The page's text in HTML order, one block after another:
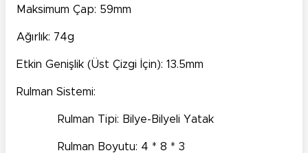
Maksimum Çap: 59mm
Ağırlık: 74g
Etkin Genişlik (Üst Çizgi İçin): 13.5mm
Rulman Sistemi:
Rulman Tipi: Bilye-Bilyeli Yatak
Rulman Boyutu: 4 * 8 * 3